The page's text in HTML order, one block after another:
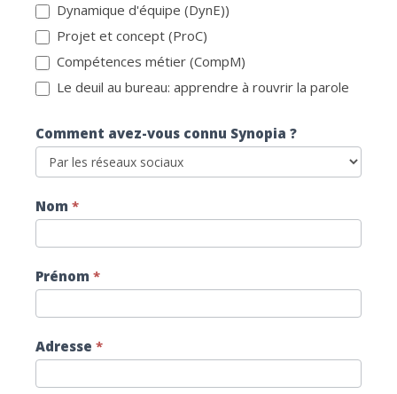
Dynamique d'équipe (DynE))
Projet et concept (ProC)
Compétences métier (CompM)
Le deuil au bureau: apprendre à rouvrir la parole
Comment avez-vous connu Synopia ?
Nom *
Prénom *
Adresse *